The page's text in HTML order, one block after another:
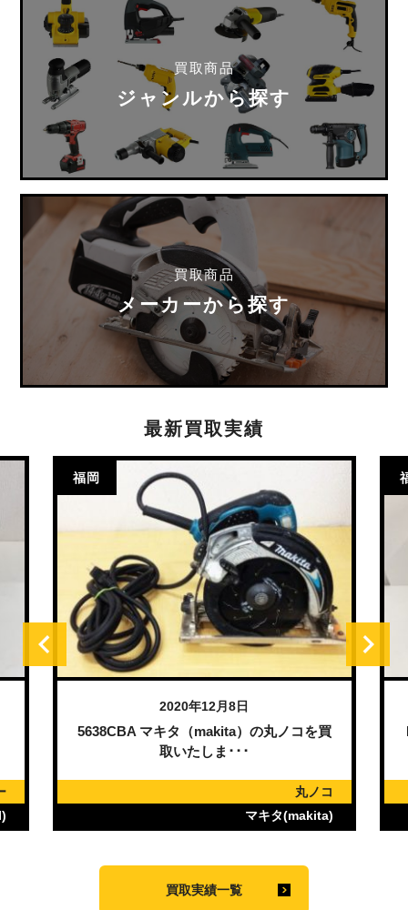
買取商品
ジャンルから探す
買取商品
メーカーから探す
最新買取実績
福岡
2020年12月8日
5638CBA マキタ（makita）の丸ノコを買
取いたしま･･･
丸ノコ
マキタ(makita)
買取実績一覧